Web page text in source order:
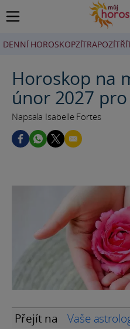
DENNÍ HOROSKOPZÍTRAPOZÍTŘÍ
Horoskop na
únor 2027
Napsala Isabelle Fortes
Přejít na Vaše